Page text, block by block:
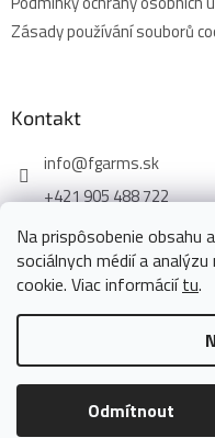
Na prispôsobenie obsahu
sociálnych médií a
cookie. Viac informáciítu.
Odmítnout
Zásady používání souborů
Kontakt
info@fgarms.sk
+421 905 488 722
Copyright 2026
Upravit